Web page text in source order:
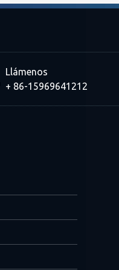
Llámenos
+ 86-15969641212